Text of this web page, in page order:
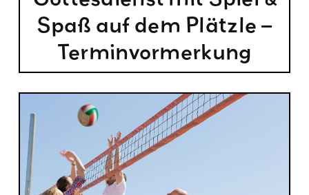
Spaß auf dem Plätzle –
Terminvormerkung